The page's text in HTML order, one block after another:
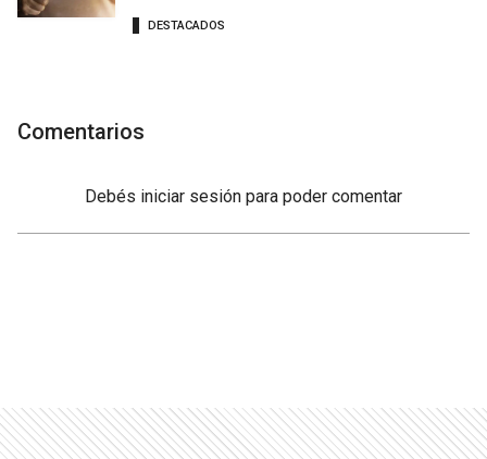
DESTACADOS
Comentarios
Debés iniciar sesión para poder comentar